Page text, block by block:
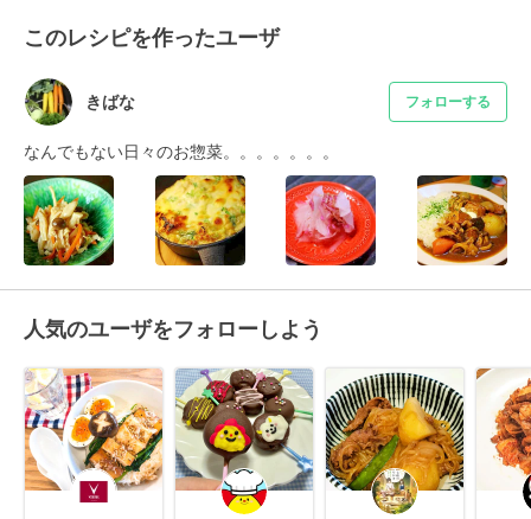
このレシピを作ったユーザ
きばな フォローする
なんでもない日々のお惣菜。。。。。。。
人気のユーザをフォローしよう